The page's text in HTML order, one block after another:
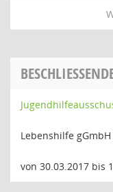
Lebenshilfe
von 30.03.2017 bis